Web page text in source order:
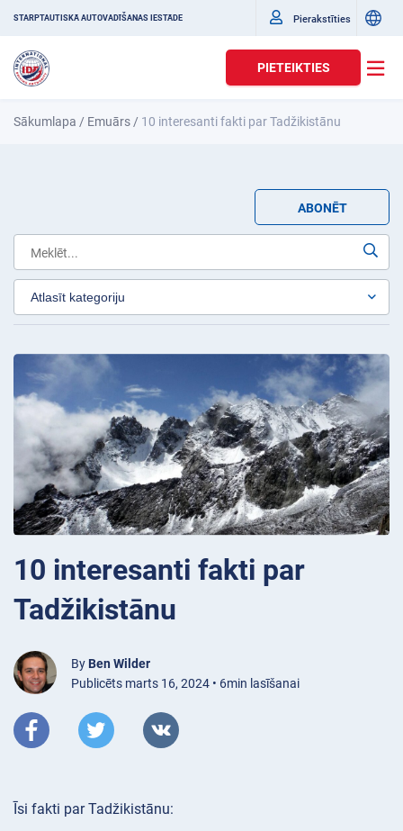
STARPTAUTISKĀ AUTOVADĪŠANAS IESTĀDE Pierakstīties
PIETEIKTIES
Sākumlapa / Emuārs / 10 interesanti fakti par Tadžikistānu
ABONĒT
10 interesanti fakti par
Tadžikistānu
By Ben Wilder
Publicēts marts 16, 2024 • 6min lasīšanai
Īsi fakti par Tadžikistānu: